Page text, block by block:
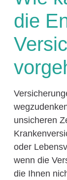
die
unsicheren
oder
wenn die
die Ihnen